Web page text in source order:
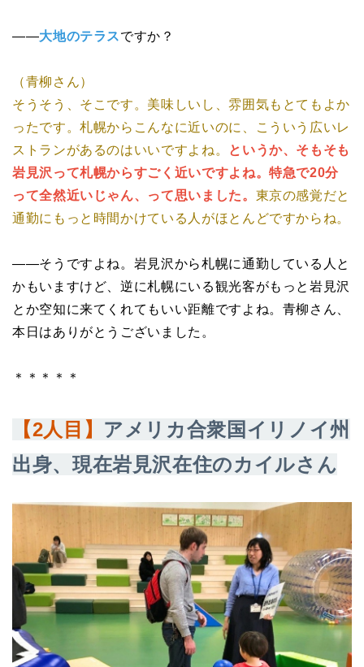
――大地のテラスですか？
（青柳さん）
そうそう、そこです。美味しいし、雰囲気もとてもよか
ったです。札幌からこんなに近いのに、こういう広いレ
ストランがあるのはいいですよね。
というか、そもそも
岩見沢って札幌からすごく近いですよね。特急で20分
って全然近いじゃん、って思いました。 東京の感覚だと
通勤にもっと時間かけている人がほとんどですからね。
――そうですよね。岩見沢から札幌に通勤している人と
かもいますけど、逆に札幌にいる観光客がもっと岩見沢
とか空知に来てくれてもいい距離ですよね。青柳さん、
本日はありがとうございました。
＊＊＊＊＊
【2人目】 アメリカ合衆国イリノイ州
出身、現在岩見沢在住のカイルさん